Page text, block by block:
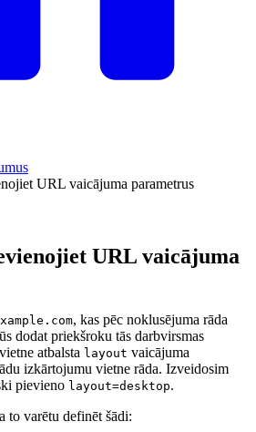
URL vaicājuma parametrus
URL vaicājuma
, kas pēc noklusējuma rāda
dodat priekšroku tās darbvirsmas
atbalsta layout vaicājuma
izkārtojumu vietne rāda. Izveidosim
pievieno layout=desktop.
to varētu definēt šādi: